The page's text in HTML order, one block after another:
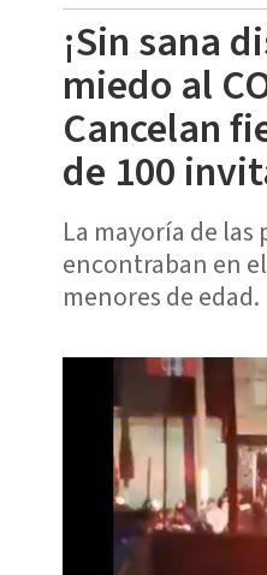
¡Sin sana
miedo al
Cancelan
de 100
La mayoría de las
encontraban en
menores de edad.